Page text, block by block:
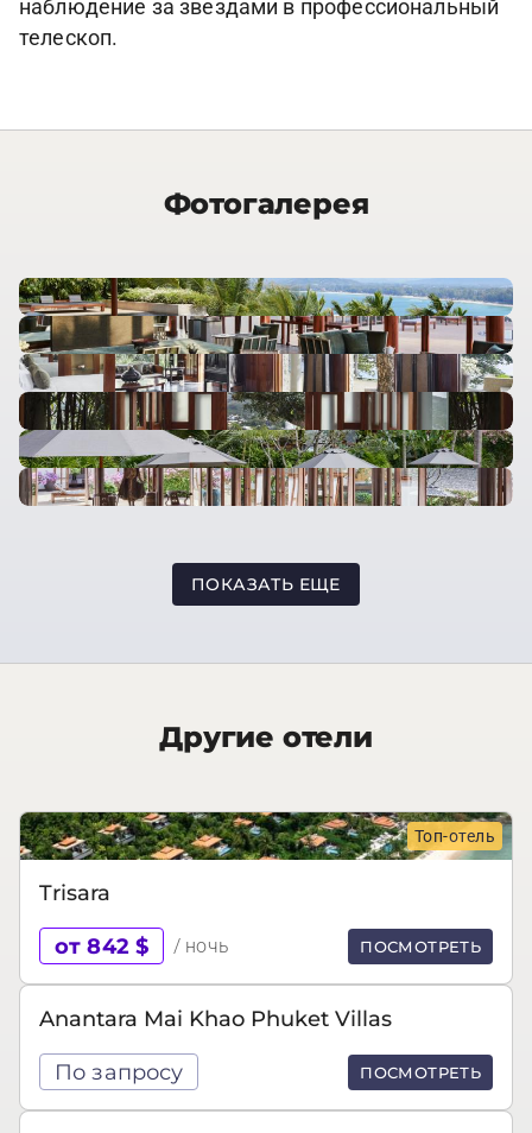
наблюдение за звездами в профессиональный
телескоп.
Фотогалерея
ПОКАЗАТЬ ЕЩЕ
Другие отели
Топ-отель
Trisara
от 842 $ / ночь ПОСМОТРЕТЬ
Anantara Mai Khao Phuket Villas
По запросу ПОСМОТРЕТЬ